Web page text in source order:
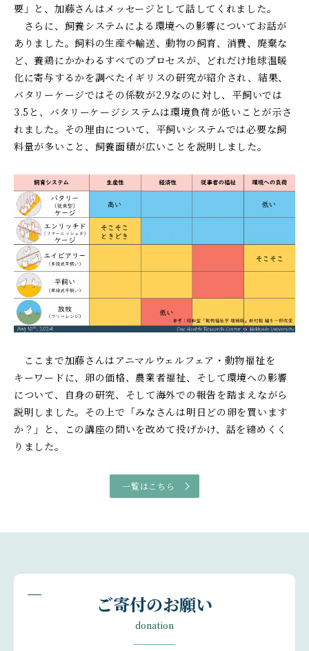
要」と、加藤さんはメッセージとして話してくれました。
さらに、飼養システムによる環境への影響についてお話が
ありました。飼料の生産や輸送、動物の飼育、消費、廃棄な
ど、養鶏にかかわるすべてのプロセスが、どれだけ地球温暖
化に寄与するかを調べたイギリスの研究が紹介され、結果、
バタリーケージではその係数が2.9なのに対し、平飼いでは
3.5 と、バタリーケージシステムは環境負荷が低いことが示さ
れました。その理由について、平飼いシステムでは必要な飼
料量が多いこと、飼養面積が広いことを説明しました。
ここまで加藤さんはアニマルウェルフェア・動物福祉を
キーワードに、卵の価格、農業者福祉、そして環境への影響
について、自身の研究、そして海外での報告を踏まえながら
説明しました。その上で「みなさんは明日どの卵を買います
か？」と、この講座の問いを改めて投げかけ、話を締めくく
りました。
一覧はこちら
ご寄付のお願い
donation